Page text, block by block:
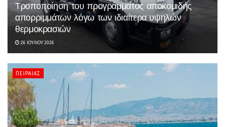
Τροποποίηση του προγράμματος αποκομιδής
απορριμμάτων λόγω των ιδιαίτερα υψηλών
θερμοκρασιών
26 ΙΟΥΛΊΟΥ 2026
ΠΕΙΡΑΙΆΣ